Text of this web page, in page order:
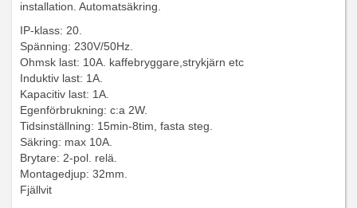
installation. Automatsäkring.
IP-klass: 20.
Spänning: 230V/50Hz.
Ohmsk last: 10A. kaffebryggare,strykjärn etc
Induktiv last: 1A.
Kapacitiv last: 1A.
Egenförbrukning: c:a 2W.
Tidsinställning: 15min-8tim, fasta steg.
Säkring: max 10A.
Brytare: 2-pol. relä.
Montagedjup: 32mm.
Fjällvit